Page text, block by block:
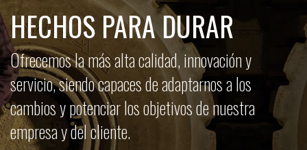
HECHOS PARA DURAR
Ofrecemos la más alta calidad, innovación y
servicio, siendo capaces de adaptarnos a los
cambios y potenciar los objetivos de nuestra
empresa y del cliente.